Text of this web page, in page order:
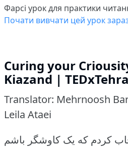
Фарсі урок для практики
Почати вивчати цей урок
Curing your
Kiazand |
Translator: Mehrnoosh
Leila Ataei